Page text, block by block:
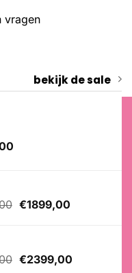
vragen
bekijk de sale
Huidige
Oorspronkelijke
€1899,00Huidige
Oorspronkelijke
€2399,00Huidige